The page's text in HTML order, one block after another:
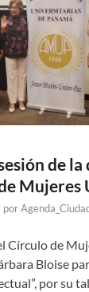
de
Mujeres
por
Círculo de
Bloise
por su